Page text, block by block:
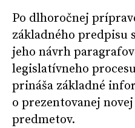
Po dlhoročnej
základného predpisu
jeho návrh
legislatívneho
prináša základné
o prezentovanej
predmetov.